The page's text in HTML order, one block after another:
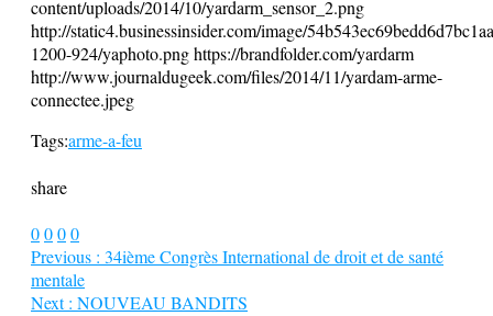
content/uploads/2014/10/yardarm_sensor_2.png
http://static4.businessinsider.com/image/
1200-924/yaphoto.png https://brandfolder.com/yardarm
http://www.journaldugeek.com/files/2014/11/yardam-arme-
connectee.jpeg
Tags:arme-a-feu
share
0000
Previous : 34ième Congrès International de droit et de santé
mentale
Next : NOUVEAU BANDITS